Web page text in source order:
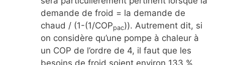
demande de froid = la demande de
chaud / (1-(1/COPpac)). Autrement dit, si
on considère qu’une pompe à chaleur à
un COP de l’ordre de 4, il faut que les
besoins de froid soient environ 133 %